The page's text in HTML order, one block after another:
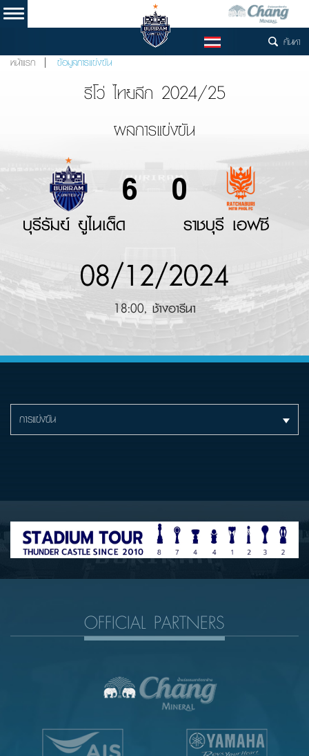
TH
ค้นหา
หน้าแรก
ข้อมูลการแข่งขัน
รีโว่ ไทยลีก 2024/25
ผลการแข่งขัน
บุรีรัมย์ ยูไนเต็ด
6 0
ราชบุรี เอฟซี
08/12/2024
18:00, ช้างอารีนา
การแข่งขัน
OFFICIAL PARTNERS